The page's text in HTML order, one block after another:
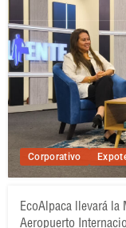
Corporativo
EcoAlpaca llevará la
Aeropuerto